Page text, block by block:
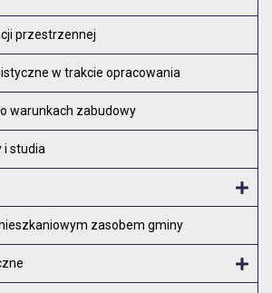
przestrzennej
w trakcie opracowania
warunkach zabudowy
i studia
zasobem gminy